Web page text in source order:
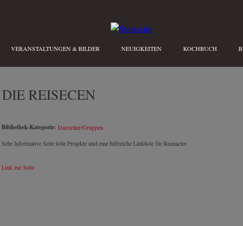
VERANSTALTUNGEN & BILDER NEUIGKEITEN KOCHBUCH
DIE REISECEN
Bibliothek-Kategorie: Darsteller/Gruppen
Sehr Informative Seite tolle Projekte und eine hilfreiche Linkliste für Reanacter.
Link zur Seite